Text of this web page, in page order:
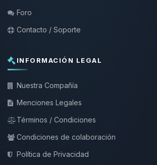
Foro
Contacto / Soporte
INFORMACIÓN LEGAL
Nuestra Compañía
Menciones Legales
Términos / Condiciones
Condiciones de colaboración
Política de Privacidad